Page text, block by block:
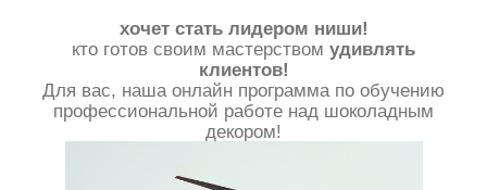
учебы
А в финале